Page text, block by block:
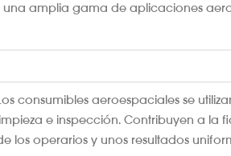
amplia gama de aplicaciones
consumibles aeroespaciales se
limpieza e inspección. Contribuyen a la
los operarios y unos resultados